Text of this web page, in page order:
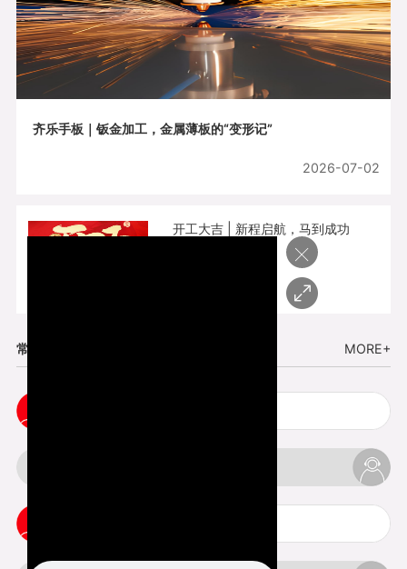
齐乐手板｜钣金加工，金属薄板的“变形记”
2026-07-02
开工大吉 | 新程启航，马到成功
常见问题 MORE+
×